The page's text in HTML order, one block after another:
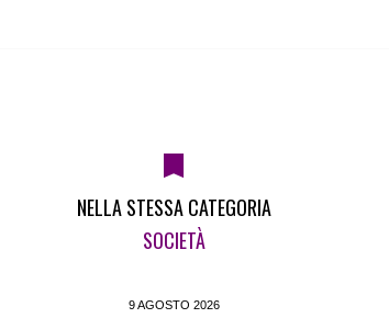
NELLA STESSA CATEGORIA
SOCIETÀ
9 AGOSTO 2026